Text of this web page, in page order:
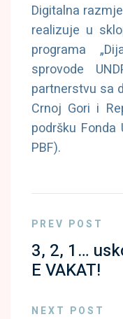
Digitalna
realizuje u
programa
sprovode
partnerstvu sa
Crnoj Gori i
podršku
PBF).
PREV POST
3, 2, 1…
E VAKAT!
NEXT POST